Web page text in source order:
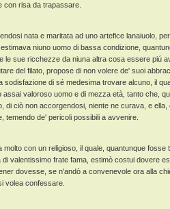
con risa da trapassare.
nata e maritata ad uno artefice lanaiuolo,
niuno uomo di bassa condizione,
le sue ricchezze da niuna altra cosa essere piú
del filato, propose di non volere de' suoi
di sé medesima trovare alcuno, il
assai valoroso uomo e di mezza età, tanto che,
di ciò non accorgendosi, niente ne curava, e
temendo de' pericoli possibili a avvenire.
con un religioso, il quale, quantunque
valentissimo frate fama, estimò costui dovere
dovesse, se n'andò a convenevole ora alla
volea confessare.